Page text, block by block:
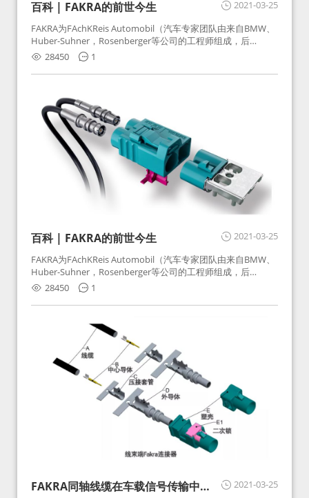
2021-03-25
百科 | FAKRA的前世今生
FAKRA为FAchKReis Automobil（汽车专家团队由来自BMW、
Huber-Suhner，Rosenberger等公司的工程师组成，后
Huber-Suhner相关连接器业务及技术在2010年并入
Rosenberger）缩写。起初为BMW需求用于车载收音机天线连
接，如今FAKRA已成为汽车行业通用标准的射频连接器，被业
28450 1
2021-03-25
百科 | FAKRA的前世今生
FAKRA为FAchKReis Automobil（汽车专家团队由来自BMW、
Huber-Suhner，Rosenberger等公司的工程师组成，后
Huber-Suhner相关连接器业务及技术在2010年并入
Rosenberger）缩写。起初为BMW需求用于车载收音机天线连
接，如今FAKRA已成为汽车行业通用标准的射频连接器，被业
28450 1
2021-03-25
FAKRA同轴线缆在车载信号传输中的